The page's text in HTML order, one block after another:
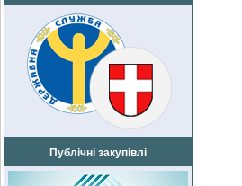
Публічні закупівлі